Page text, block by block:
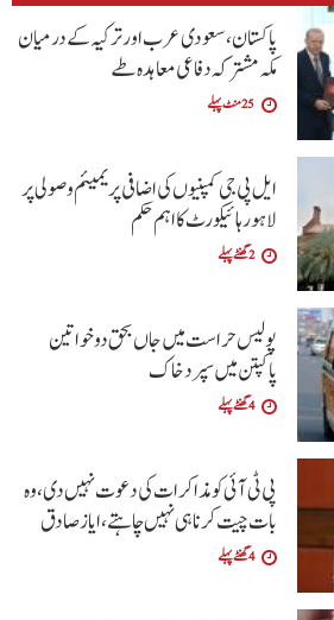
پاکستان، سعودی عرب اور ترکیہ کے درمیان
مکہ مشترکہ دفاعی معاہدہ طے
25 منٹ پہلے
ایل پی جی کمپنیوں کی اضافی پریمیئم وصولی پر
لاہور ہائیکورٹ کا اہم حکم
2 گھنٹے پہلے
پولیس حراست میں جاں بحق دو خواتین
پاکپتن میں سپرد خاک
4 گھنٹے پہلے
پی ٹی آئی کو مذاکرات کی دعوت نہیں دی،وہ
بات چیت کرنا ہی نہیں چاہتے،ایاز صادق
4 گھنٹے پہلے